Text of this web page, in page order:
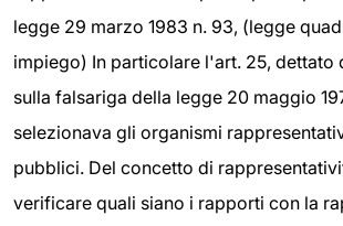
legge 29 marzo 1983 n. 93, (legge
impiego) In particolare l'art. 25, dettato
sulla falsariga della legge 20 maggio
selezionava gli organismi
pubblici. Del concetto di
verificare quali siano i rapporti con la